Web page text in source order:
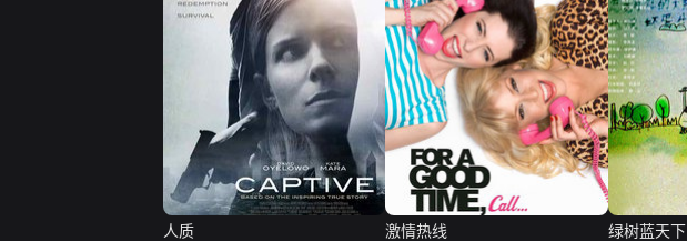
人质
激情热线
绿树蓝天下